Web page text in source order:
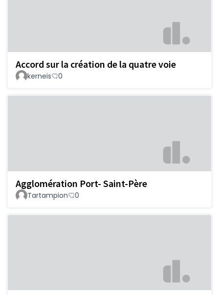
Accord sur la création de la quatre voie
kerneis 0
Agglomération Port- Saint-Père
Tartampion 0